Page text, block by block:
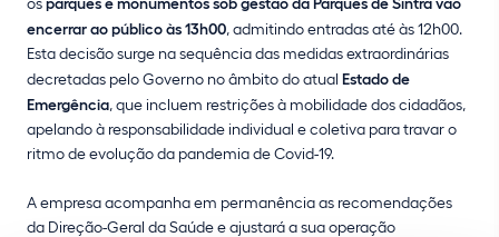
encerrar ao público às 13h00, admitindo entradas até às 12h00.
Esta decisão surge na sequência das medidas extraordinárias
decretadas pelo Governo no âmbito do atual Estado de
Emergência, que incluem restrições à mobilidade dos cidadãos,
apelando à responsabilidade individual e coletiva para travar o
ritmo de evolução da pandemia de Covid-19.
A empresa acompanha em permanência as recomendações
da Direção-Geral da Saúde e ajustará a sua operação